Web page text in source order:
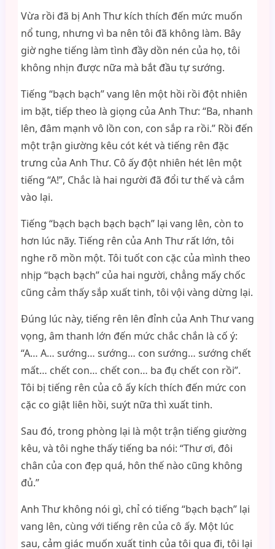
Vừa rồi đã bị Anh Thư kích thích đến mức muốn
nổ tung, nhưng vì ba nên tôi đã không làm. Bây
giờ nghe tiếng làm tình đầy dồn nén của họ, tôi
không nhịn được nữa mà bắt đầu tự sướng.
Tiếng “bạch bạch” vang lên một hồi rồi đột nhiên
im bặt, tiếp theo là giọng của Anh Thư: “Ba, nhanh
lên, đâm mạnh vô lồn con, con sắp ra rồi.” Rồi đến
một trận giường kêu cót két và tiếng rên đặc
trưng của Anh Thư. Cô ấy đột nhiên hét lên một
tiếng “A!”, Chắc là hai người đã đổi tư thế và cắm
vào lại.
Tiếng “bạch bạch bạch bạch” lại vang lên, còn to
hơn lúc nãy. Tiếng rên của Anh Thư rất lớn, tôi
nghe rõ mồn một. Tôi tuốt con cặc của mình theo
nhịp “bạch bạch” của hai người, chẳng mấy chốc
cũng cảm thấy sắp xuất tinh, tôi vội vàng dừng lại.
Đúng lúc này, tiếng rên lên đỉnh của Anh Thư vang
vọng, âm thanh lớn đến mức chắc chắn là cố ý:
“A… A… sướng… sướng… con sướng… sướng chết
mất… chết con… chết con… ba đụ chết con rồi”.
Tôi bị tiếng rên của cô ấy kích thích đến mức con
cặc co giật liên hồi, suýt nữa thì xuất tinh.
Sau đó, trong phòng lại là một trận tiếng giường
kêu, và tôi nghe thấy tiếng ba nói: “Thư ơi, đôi
chân của con đẹp quá, hôn thế nào cũng không
đủ.”
Anh Thư không nói gì, chỉ có tiếng “bạch bạch” lại
vang lên, cùng với tiếng rên của cô ấy. Một lúc
sau, cảm giác muốn xuất tinh của tôi qua đi, tôi lại